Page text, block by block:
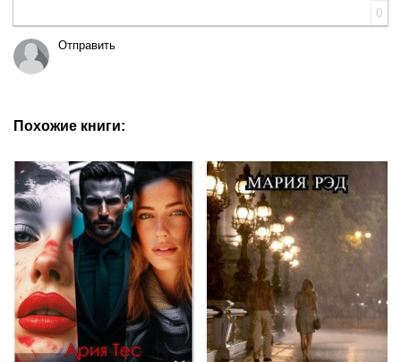
0
Отправить
Похожие книги: